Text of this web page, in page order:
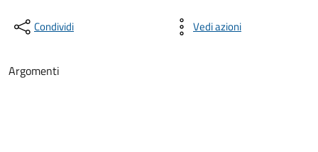
Condividi Vedi azioni
Argomenti